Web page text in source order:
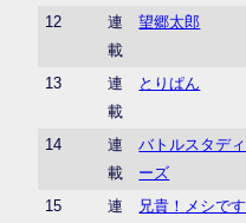
12
連
載
望郷太郎
13
連
載
とりぱん
14
連
載
バトルスタディ
ーズ
15
連
兄貴！メシです